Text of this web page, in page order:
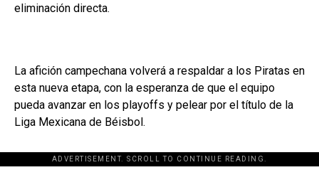
eliminación directa.
La afición campechana volverá a respaldar a los Piratas en
esta nueva etapa, con la esperanza de que el equipo
pueda avanzar en los playoffs y pelear por el título de la
Liga Mexicana de Béisbol.
ADVERTISEMENT. SCROLL TO CONTINUE READING.